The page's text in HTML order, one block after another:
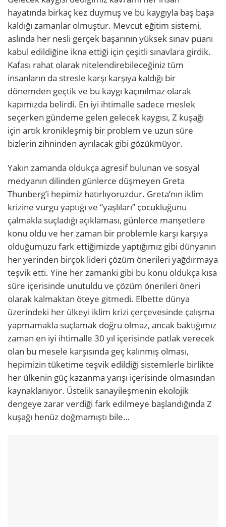
hayatında birkaç kez duymuş ve bu kaygıyla baş başa
kaldığı zamanlar olmuştur. Mevcut eğitim sistemi,
aslında her nesli gerçek başarının yüksek sınav puanı
kabul edildiğine ikna ettiği için çeşitli sınavlara girdik.
Kafası rahat olarak nitelendirebileceğiniz tüm
insanların da stresle karşı karşıya kaldığı bir
dönemden geçtik ve bu kaygı kaçınılmaz olarak
kapımızda belirdi. En iyi ihtimalle sadece meslek
seçerken gündeme gelen gelecek kaygısı, Z kuşağı
için artık kronikleşmiş bir problem ve uzun süre
bizlerin zihninden ayrılacak gibi gözükmüyor.
Yakın zamanda oldukça agresif bulunan ve sosyal
medyanın dilinden günlerce düşmeyen Greta
Thunberg’i hepimiz hatırlıyoruzdur. Greta’nın iklim
krizine vurgu yaptığı ve “yaşlıları” çocukluğunu
çalmakla suçladığı açıklaması, günlerce manşetlere
konu oldu ve her zaman bir problemle karşı karşıya
olduğumuzu fark ettiğimizde yaptığımız gibi dünyanın
her yerinden birçok lideri çözüm önerileri yağdırmaya
teşvik etti. Yine her zamanki gibi bu konu oldukça kısa
süre içerisinde unutuldu ve çözüm önerileri öneri
olarak kalmaktan öteye gitmedi. Elbette dünya
üzerindeki her ülkeyi iklim krizi çerçevesinde çalışma
yapmamakla suçlamak doğru olmaz, ancak baktığımız
zaman en iyi ihtimalle 30 yıl içerisinde patlak verecek
olan bu mesele karşısında geç kalınmış olması,
hepimizin tüketime teşvik edildiği sistemlerle birlikte
her ülkenin güç kazanma yarışı içerisinde olmasından
kaynaklanıyor. Üstelik sanayileşmenin ekolojik
dengeye zarar verdiği fark edilmeye başlandığında Z
kuşağı henüz doğmamıştı bile…